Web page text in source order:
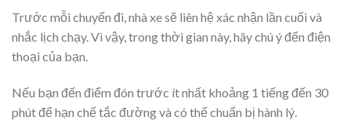
Trước mỗi chuyến đi, nhà xe sẽ liên hệ xác nhận lần cuối và
nhắc lịch chạy. Vì vậy, trong thời gian này, hãy chú ý đến điện
thoại của bạn.
Nếu bạn đến điểm đón trước ít nhất khoảng 1 tiếng đến 30
phút để hạn chế tắc đường và có thể chuẩn bị hành lý.